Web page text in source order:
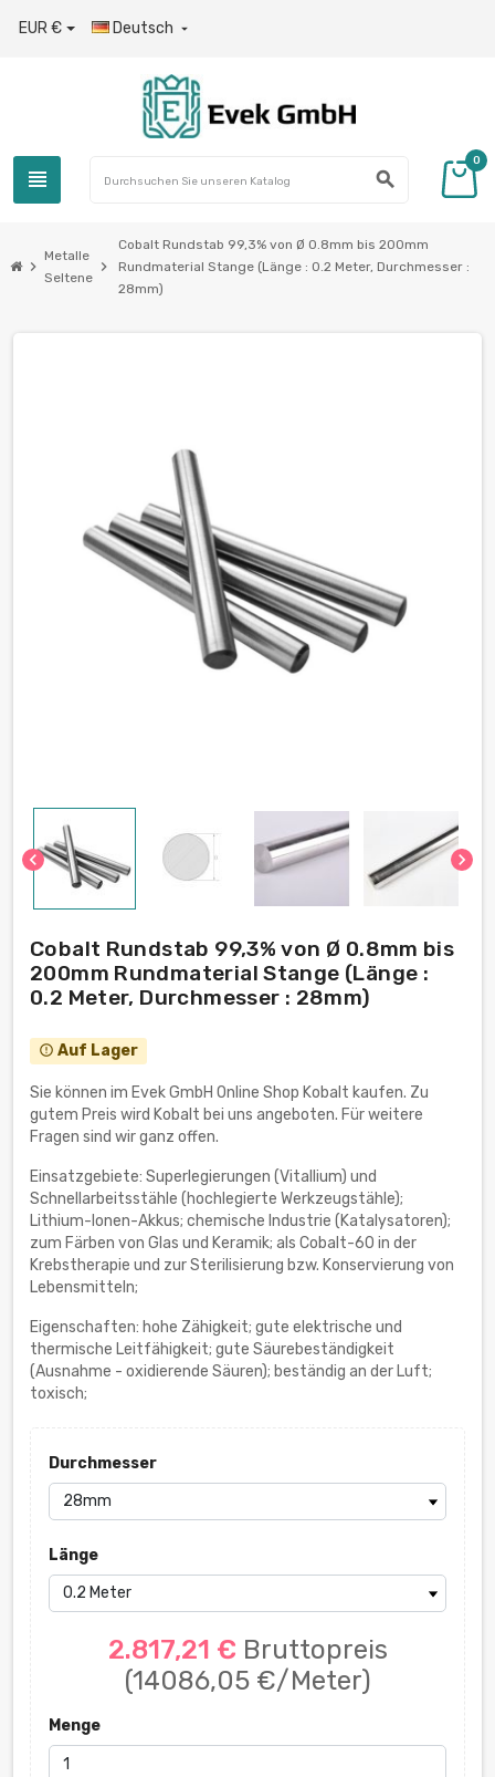
EUR € Deutsch 
view_headline search
0
chevron_right
Metalle
Seltene
chevron_right
Cobalt Rundstab 99,3% von Ø 0.8mm bis 200mm
Rundmaterial Stange (Länge : 0.2 Meter, Durchmesser :
28mm)
chevron_left chevron_right
Cobalt Rundstab 99,3% von Ø 0.8mm bis
200mm Rundmaterial Stange (Länge :
0.2 Meter, Durchmesser : 28mm)
error_outline Auf Lager
Sie können im Evek GmbH Online Shop Kobalt kaufen. Zu
gutem Preis wird Kobalt bei uns angeboten. Für weitere
Fragen sind wir ganz offen.
Einsatzgebiete: Superlegierungen (Vitallium) und
Schnellarbeitsstähle (hochlegierte Werkzeugstähle);
Lithium-Ionen-Akkus; chemische Industrie (Katalysatoren);
zum Färben von Glas und Keramik; als Cobalt-60 in der
Krebstherapie und zur Sterilisierung bzw. Konservierung von
Lebensmitteln;
Eigenschaften: hohe Zähigkeit; gute elektrische und
thermische Leitfähigkeit; gute Säurebeständigkeit
(Ausnahme - oxidierende Säuren); beständig an der Luft;
toxisch;
Durchmesser
Länge
2.817,21 € Bruttopreis
(14086,05 €/Meter)
Menge